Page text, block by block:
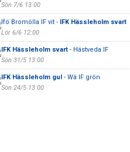
Sön 7/6 13:00
Ifö Bromölla IF vit - IFK Hässleholm svart
Lör 6/6 12:00
IFK Hässleholm svart- Hästveda IF
Sön 31/5 13:00
IFK Hässleholm gul- Wä IF grön
Sön 24/5 13:00